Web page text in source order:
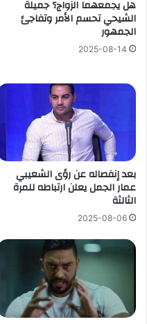
هل يجمعهما الزواج؟ جميلة
الشيحي تحسم الأمر وتفاجئ
الجمهور
2025-08-14
بعد إنفصاله عن رؤى الشعيبي
عمار الجمل يعلن ارتباطه للمرة
الثالثة
2025-08-06